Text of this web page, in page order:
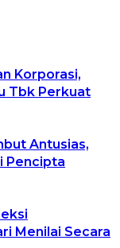
Korporasi,
Tbk Perkuat
Antusias,
Pencipta
Menilai Secara